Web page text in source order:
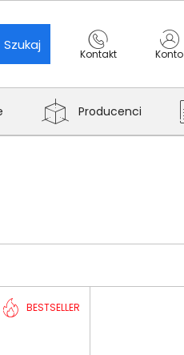
Szukaj
Kontakt Konto
Producenci
BESTSELLER